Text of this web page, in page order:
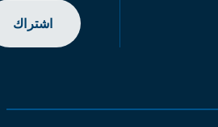
اشتراك